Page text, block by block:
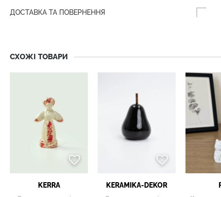
ДОСТАВКА ТА ПОВЕРНЕННЯ
СХОЖІ ТОВАРИ
KERRA KERAMIKA-DEKOR